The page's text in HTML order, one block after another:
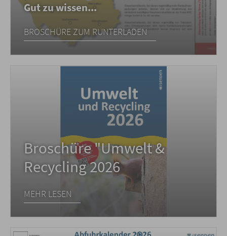
Gut zu wissen...
BROSCHÜRE ZUM RUNTERLADEN
Broschüre "Umwelt &
Recycling 2026
MEHR LESEN